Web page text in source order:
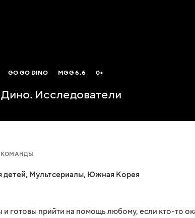
GO GO DINO MGG6.6 0+
Исследователи
КОМАНДЫ
детей, Мультсериалы, Южная Корея
и готовы прийти на помощь любому, если кто-то